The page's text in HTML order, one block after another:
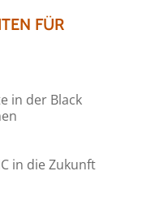
FÜR
in der Black
in die Zukunft